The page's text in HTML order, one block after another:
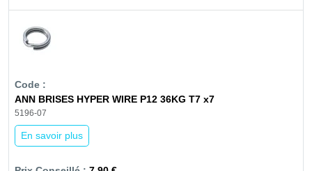
ANN BRISES HYPER WIRE P12 36KG T7 x7
5196-07
En savoir plus